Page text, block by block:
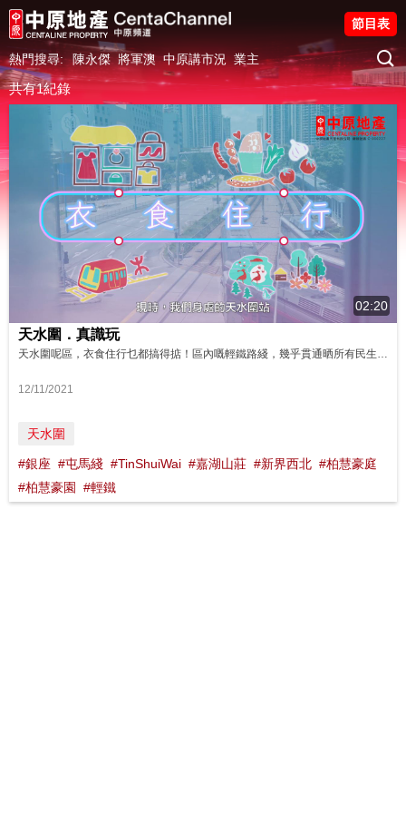
熱門搜尋: 陳永傑 將軍澳 中原講市況 業主
節目表
共有1紀錄
02:20
天水圍．真識玩
12/11/2021
天水圍
#銀座 #屯馬綫 #TinShuiWai #嘉湖山莊 #新界西北 #柏慧豪庭
#柏慧豪園
#輕鐵